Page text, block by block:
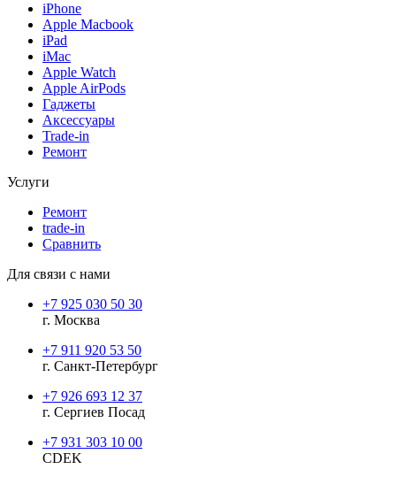
iPhone
Apple Macbook
iPad
iMac
Apple Watch
Apple AirPods
Гаджеты
Аксессуары
Trade-in
Ремонт
Услуги
Ремонт
trade-in
Сравнить
Для связи с нами
+7 925 030 50 30
г. Москва
+7 911 920 53 50
г. Санкт-Петербург
+7 926 693 12 37
г. Сергиев Посад
+7 931 303 10 00
CDEK